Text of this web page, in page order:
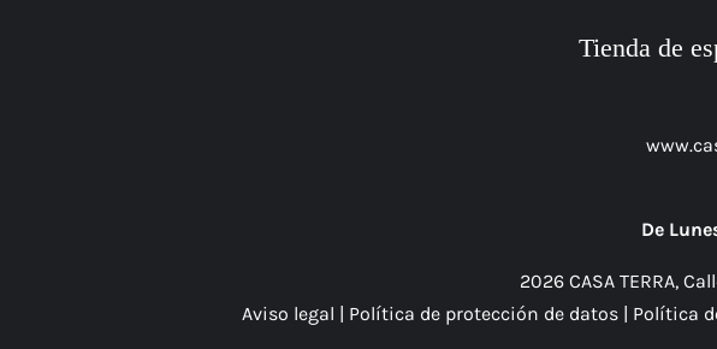
Tienda de
De
2026 CASA TERRA,
Aviso legal | Política de protección de datos | Política